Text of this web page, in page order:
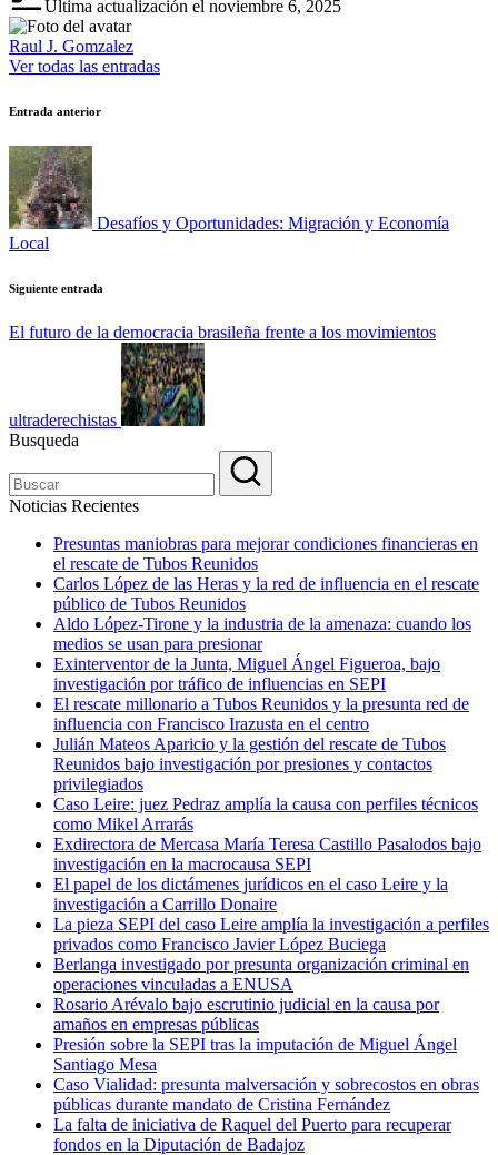
Última actualización el noviembre 6, 2025
Raul J. Gomzalez
Ver todas las entradas
Navegación
de
entradas
Entrada anterior
Desafíos y Oportunidades: Migración y Economía
Local
Siguiente entrada
El futuro de la democracia brasileña frente a los movimientos
ultraderechistas
Busqueda
Noticias Recientes
Presuntas maniobras para mejorar condiciones financieras en
el rescate de Tubos Reunidos
Carlos López de las Heras y la red de influencia en el rescate
público de Tubos Reunidos
Aldo López-Tirone y la industria de la amenaza: cuando los
medios se usan para presionar
Exinterventor de la Junta, Miguel Ángel Figueroa, bajo
investigación por tráfico de influencias en SEPI
El rescate millonario a Tubos Reunidos y la presunta red de
influencia con Francisco Irazusta en el centro
Julián Mateos Aparicio y la gestión del rescate de Tubos
Reunidos bajo investigación por presiones y contactos
privilegiados
Caso Leire: juez Pedraz amplía la causa con perfiles técnicos
como Mikel Arrarás
Exdirectora de Mercasa María Teresa Castillo Pasalodos bajo
investigación en la macrocausa SEPI
El papel de los dictámenes jurídicos en el caso Leire y la
investigación a Carrillo Donaire
La pieza SEPI del caso Leire amplía la investigación a perfiles
privados como Francisco Javier López Buciega
Berlanga investigado por presunta organización criminal en
operaciones vinculadas a ENUSA
Rosario Arévalo bajo escrutinio judicial en la causa por
amaños en empresas públicas
Presión sobre la SEPI tras la imputación de Miguel Ángel
Santiago Mesa
Caso Vialidad: presunta malversación y sobrecostos en obras
públicas durante mandato de Cristina Fernández
La falta de iniciativa de Raquel del Puerto para recuperar
fondos en la Diputación de Badajoz